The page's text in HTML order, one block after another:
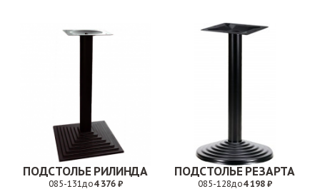
ПОДСТОЛЬЕ РИЛИНДА
085-131до4 376 ₽
ПОДСТОЛЬЕ РЕЗАРТА
085-128до4 198 ₽